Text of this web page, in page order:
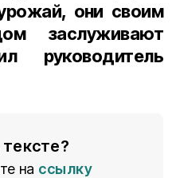
они своим
заслуживают
руководитель
на ссылку